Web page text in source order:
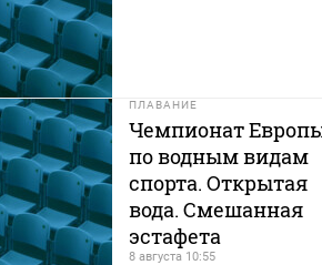
ПЛАВАНИЕ
Чемпионат
по водным видам
спорта. Открытая
вода. Смешанная
эстафета
8 августа 10:55